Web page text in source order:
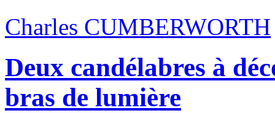
Charles CUMBERWORTH
Deux candélabres à
bras de lumière